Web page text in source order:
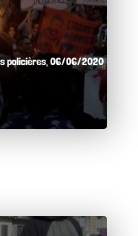
policières, 06/06/2020